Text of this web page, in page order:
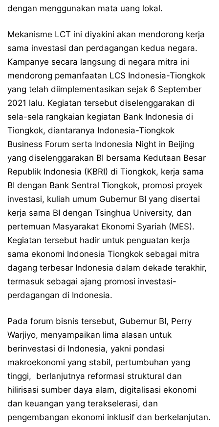
dengan menggunakan mata uang lokal.
Mekanisme LCT ini diyakini akan mendorong kerja
sama investasi dan perdagangan kedua negara.
Kampanye secara langsung di negara mitra ini
mendorong pemanfaatan LCS Indonesia-Tiongkok
yang telah diimplementasikan sejak 6 September​
2021 lalu. Kegiatan tersebut diselenggarakan di
sela-sela rangkaian kegiatan Bank Indonesia di
Tiongkok, diantaranya Indonesia-Tiongkok
Business Forum serta Indonesia Night in Beijing
yang diselenggarakan BI bersama Kedutaan Besar
Republik Indonesia (KBRI) di Tiongkok, kerja sama
BI dengan Bank Sentral Tiongkok, promosi proyek
investasi, kuliah umum Gubernur BI yang disertai
kerja sama BI dengan Tsinghua University, dan
pertemuan Masyarakat Ekonomi Syariah (MES).
Kegiatan tersebut hadir untuk penguatan kerja
sama ekonomi Indonesia Tiongkok sebagai mitra
dagang terbesar Indonesia dalam dekade terakhir,
termasuk sebagai ​ajang promosi investasi-
perdagangan di Indonesia.
Pada forum bisnis tersebut, Gubernur BI, Perry
Warjiyo, menyampaikan lima alasan untuk
berinvestasi di Indonesia, yakni pondasi
makroekonomi yang stabil, pertumbuhan yang
tinggi, berlanjutnya reformasi struktural dan
hilirisasi sumber daya alam, digitalisasi ekonomi
dan keuangan yang terakselerasi, dan
pengembangan ekonomi inklusif dan berkelanjutan.